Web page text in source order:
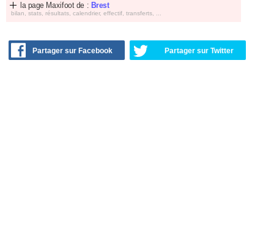
la page Maxifoot de : Brest
bilan, stats, résultats, calendrier, effectif, transferts, ...
Partager sur Facebook Partager sur Twitter